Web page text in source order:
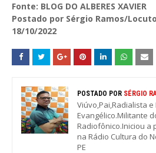
Fonte: BLOG DO ALBERES XAVIER
Postado por Sérgio Ramos/
18/10/2022
POSTADO POR SÉRGIO
Viúvo,Pai,Radialista
Evangélico.Militante
Radiofônico.Iniciou
na Rádio Cultura do
PE